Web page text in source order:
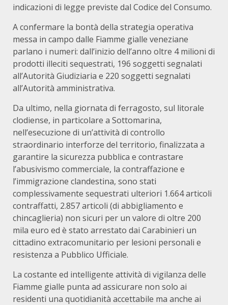
indicazioni di legge previste dal Codice del Consumo.
A confermare la bontà della strategia operativa
messa in campo dalle Fiamme gialle veneziane
parlano i numeri: dall’inizio dell’anno oltre 4 milioni di
prodotti illeciti sequestrati, 196 soggetti segnalati
all’Autorità Giudiziaria e 220 soggetti segnalati
all’Autorità amministrativa.
Da ultimo, nella giornata di ferragosto, sul litorale
clodiense, in particolare a Sottomarina,
nell’esecuzione di un’attività di controllo
straordinario interforze del territorio, finalizzata a
garantire la sicurezza pubblica e contrastare
l’abusivismo commerciale, la contraffazione e
l’immigrazione clandestina, sono stati
complessivamente sequestrati ulteriori 1.664 articoli
contraffatti, 2.857 articoli (di abbigliamento e
chincaglieria) non sicuri per un valore di oltre 200
mila euro ed è stato arrestato dai Carabinieri un
cittadino extracomunitario per lesioni personali e
resistenza a Pubblico Ufficiale.
La costante ed intelligente attività di vigilanza delle
Fiamme gialle punta ad assicurare non solo ai
residenti una quotidianità accettabile ma anche ai